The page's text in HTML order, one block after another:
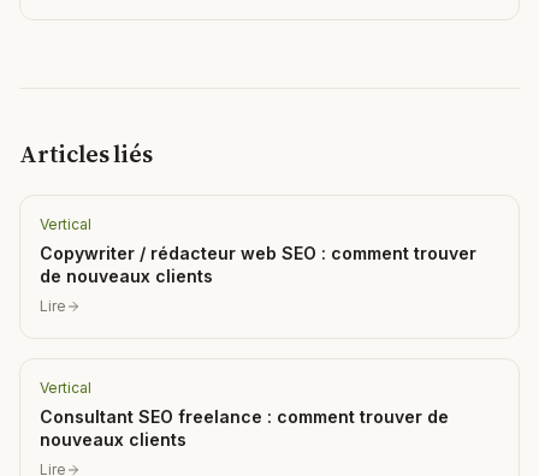
Articles liés
Vertical
Copywriter / rédacteur web SEO : comment trouver
de nouveaux clients
Lire
Vertical
Consultant SEO freelance : comment trouver de
nouveaux clients
Lire